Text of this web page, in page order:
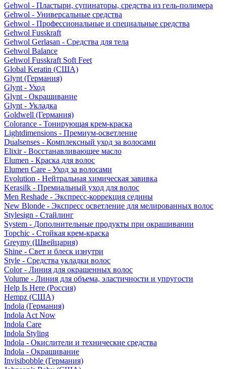
Gehwol - Пластыри, супинаторы, средства из гель-полимера
Gehwol - Универсальные средства
Gehwol - Профессиональные и специальные средства
Gehwol Fusskraft
Gehwol Gerlasan - Средства для тела
Gehwol Balance
Gehwol Fusskraft Soft Feet
Global Keratin (США)
Glynt (Германия)
Glynt - Уход
Glynt - Окрашивание
Glynt - Укладка
Goldwell (Германия)
Colorance - Тонирующая крем-краска
Lightdimensions - Премиум-осветление
Dualsenses - Комплексный уход за волосами
Elixir - Восстанавливающее масло
Elumen - Краска для волос
Elumen Care - Уход за волосами
Evolution - Нейтральная химическая завивка
Kerasilk - Премиальный уход для волос
Men Reshade - Экспресс-коррекция седины
New Blonde - Экспресс осветление для мелированных волос
Stylesign - Стайлинг
System - Дополнительные продукты при окрашивании
Topchic - Стойкая крем-краска
Greymy (Швейцария)
Shine - Свет и блеск изнутри
Style - Средства укладки волос
Color - Линия для окрашенных волос
Volume - Линия для объема, эластичности и упругости
Help Is Here (Россия)
Hempz (США)
Indola (Германия)
Indola Act Now
Indola Care
Indola Styling
Indola - Окислители и технические средства
Indola - Окрашивание
Invisibobble (Германия)